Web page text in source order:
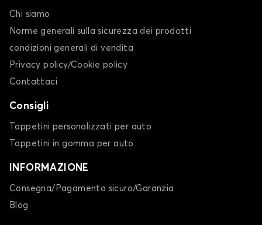
Chi siamo
Norme generali sulla sicurezza dei prodotti
condizioni generali di vendita
Privacy policy/Cookie policy
Contattaci
Consigli
Tappetini personalizzati per auto
Tappetini in gomma per auto
INFORMAZIONE
Consegna/Pagamento sicuro/Garanzia
Blog